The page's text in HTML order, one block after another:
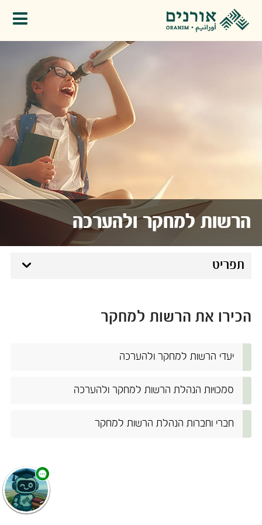
הרשות למחקר ולהערכה
תפריט
הכירו את הרשות למחקר
יעדי ​​הרשות למחקר ולהערכה
סמכויות הנהלת הרשות למחקר ולהערכה​​​​​​​
חברי וחברות הנהלת הרשות למחקר​​